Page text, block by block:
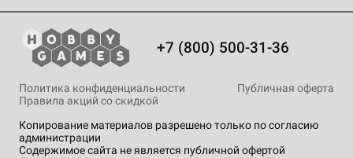
+7 (800) 500-31-36
Копирование материалов разрешено только по согласию
администрации
Содержимое сайта не является публичной офертой
Политика конфиденциальности
Публичная оферта
Правила акций со скидкой